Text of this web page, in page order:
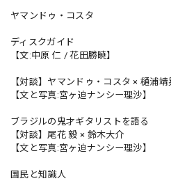
ヤマンドゥ・コスタ
ディスクガイド
【文:中原 仁 / 花田勝暁】
【対談】ヤマンドゥ・コスタ × 樋浦靖
【文と写真:宮ヶ迫ナンシー理沙】
ブラジルの鬼才ギタリストを語る
【対談】尾花 毅 × 鈴木大介
【文と写真:宮ヶ迫ナンシー理沙】
国民と知識人